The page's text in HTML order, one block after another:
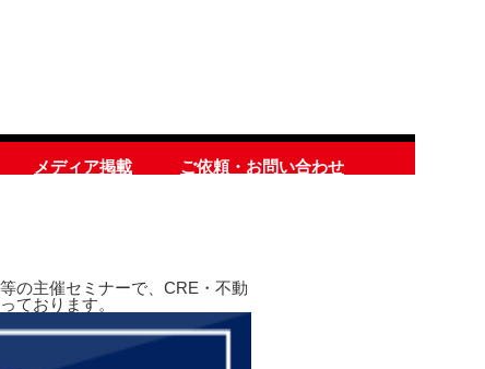
メディア掲載 ご依頼・お問い合わせ
の主催セミナーで、CRE・不動
ております。